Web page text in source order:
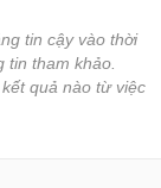
tin cậy vào thời
tin tham khảo.
quả nào từ việc